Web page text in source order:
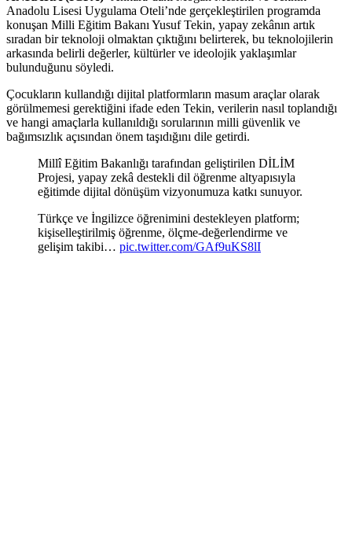
Anadolu Lisesi Uygulama Oteli’nde gerçekleştirilen programda
konuşan Milli Eğitim Bakanı Yusuf Tekin, yapay zekânın artık
sıradan bir teknoloji olmaktan çıktığını belirterek, bu teknolojilerin
arkasında belirli değerler, kültürler ve ideolojik yaklaşımlar
bulunduğunu söyledi.
Çocukların kullandığı dijital platformların masum araçlar olarak
görülmemesi gerektiğini ifade eden Tekin, verilerin nasıl toplandığı
ve hangi amaçlarla kullanıldığı sorularının milli güvenlik ve
bağımsızlık açısından önem taşıdığını dile getirdi.
Millî Eğitim Bakanlığı tarafından geliştirilen DİLİM
Projesi, yapay zekâ destekli dil öğrenme altyapısıyla
eğitimde dijital dönüşüm vizyonumuza katkı sunuyor.
Türkçe ve İngilizce öğrenimini destekleyen platform;
kişiselleştirilmiş öğrenme, ölçme-değerlendirme ve
gelişim takibi… pic.twitter.com/GAf9uKS8lI